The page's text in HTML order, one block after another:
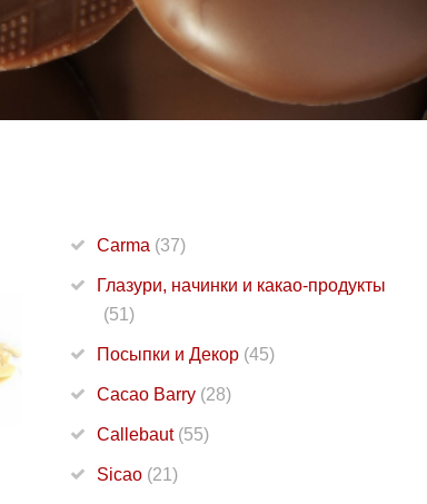
Carma (37)
Глазури, начинки и какао-продукты
(51)
Посыпки и Декор (45)
Cacao Barry (28)
Callebaut (55)
Sicao (21)